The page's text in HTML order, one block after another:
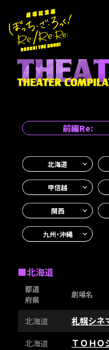
前編Re:
北海道
甲信越
関西
九州・沖縄
■北海道
都道
府県
劇場名
北海道 札幌シネ
北海道
ＴＯＨＯ